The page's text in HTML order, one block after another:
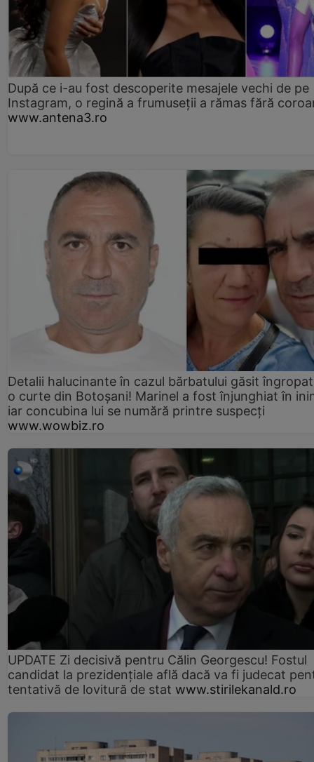
După ce i-au fost descoperite mesajele vechi de pe
Instagram, o regină a frumuseții a rămas fără
www.antena3.ro
Detalii halucinante în cazul bărbatului găsit
o curte din Botoșani! Marinel a fost înjunghiat în
iar concubina lui se numără printre suspecți
www.wowbiz.ro
UPDATE Zi decisivă pentru Călin Georgescu! Fostul
candidat la prezidențiale află dacă va fi judecat
tentativă de lovitură de stat www.stirilekanald.ro